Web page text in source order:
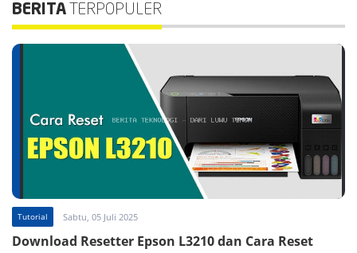
BERITA TERPOPULER
Tutorial Sabtu, 05 Juli 2025
Download Resetter Epson L3210 dan Cara Reset